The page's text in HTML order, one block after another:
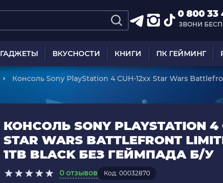
0 800 33
ЗВОНИ
ГАДЖЕТЫ ВКУСНОСТИ КНИГИ ПК ГЕЙМИНГ
Консоль Sony PlayStation 4 CUH-12хх Star Wars
КОНСОЛЬ SONY PLAYSTATION 4
STAR WARS BATTLEFRONT
1TB BLACK БЕЗ ГЕЙМПАДА Б/У
0 отзывов Код: 00032870